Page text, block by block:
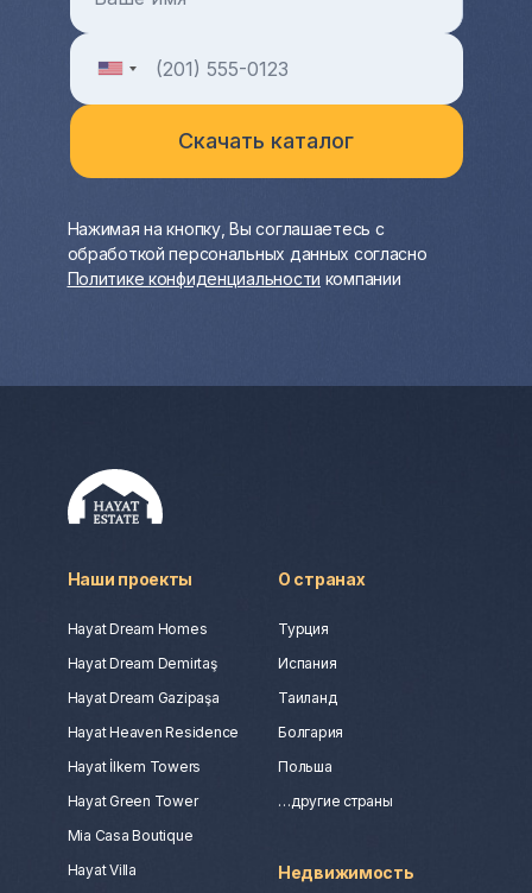
Нажимая на кнопку, Вы соглашаетесь с
обработкой персональных данных согласно
Политике конфиденциальности компании
Наши проекты
Hayat Dream Homes
Hayat Dream Demirtaş
Hayat Dream Gazipaşa
Hayat Heaven Residence
Hayat İlkem Towers
Hayat Green Tower
Mia Casa Boutique
Hayat Villa
О странах
Турция
Испания
Таиланд
Болгария
Польша
…другие страны
Недвижимость